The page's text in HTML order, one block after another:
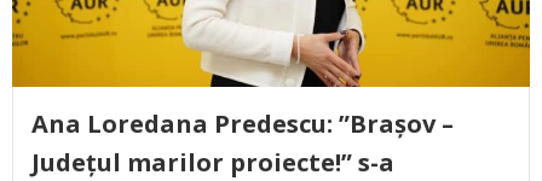
Ana Loredana Predescu: ”Brașov –
Județul marilor proiecte!” s-a